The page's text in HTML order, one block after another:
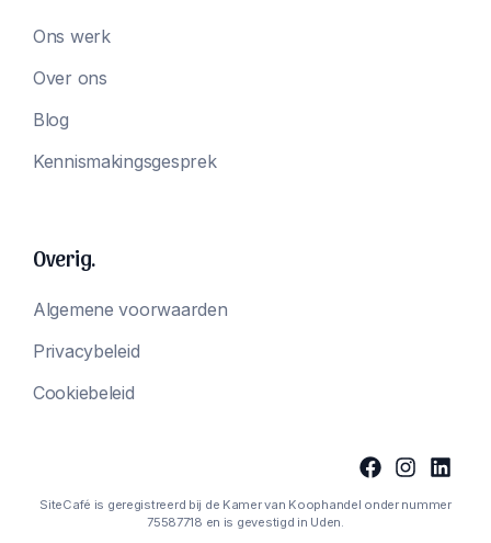
Ons werk
Over ons
Blog
Kennismakingsgesprek
Overig.
Algemene voorwaarden
Privacybeleid
Cookiebeleid
SiteCafé is geregistreerd bij de Kamer van Koophandel onder nummer
75587718 en is gevestigd in Uden.